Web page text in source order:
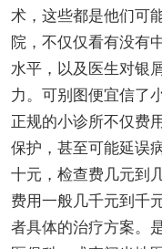
术，这些都是他们可
院，不仅仅看有没有
水平，以及医生对银
力。可别图便宜信了
正规的小诊所不仅费
保护，甚至可能延误
十元，检查费几元到
费用一般几千元到千
者具体的治疗方案。